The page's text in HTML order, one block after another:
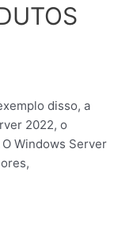
disso, a
2022, o
Windows Server